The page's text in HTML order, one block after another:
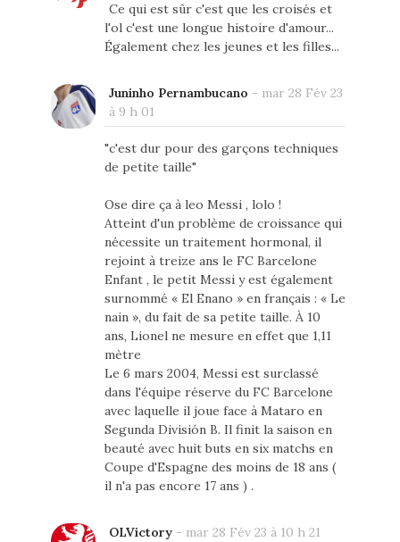
Ce qui est sûr c'est que les croisés et
l'ol c'est une longue histoire d'amour...
Également chez les jeunes et les filles...
Juninho Pernambucano - mar 28 Fév 23
à 9 h 01
"c'est dur pour des garçons techniques
de petite taille"
Ose dire ça à leo Messi , lolo !
Atteint d'un problème de croissance qui
nécessite un traitement hormonal, il
rejoint à treize ans le FC Barcelone
Enfant , le petit Messi y est également
surnommé « El Enano » en français : « Le
nain », du fait de sa petite taille. À 10
ans, Lionel ne mesure en effet que 1,11
mètre
Le 6 mars 2004, Messi est surclassé
dans l'équipe réserve du FC Barcelone
avec laquelle il joue face à Mataro en
Segunda División B. Il finit la saison en
beauté avec huit buts en six matchs en
Coupe d'Espagne des moins de 18 ans (
il n'a pas encore 17 ans ) .
OLVictory- mar 28 Fév 23 à 10 h 21